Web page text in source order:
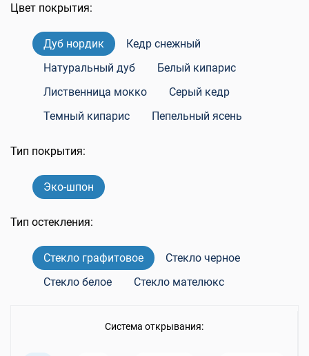
Цвет покрытия:
Дуб нордик
Кедр снежный
Натуральный дуб
Белый кипарис
Лиственница мокко
Серый кедр
Темный кипарис
Пепельный ясень
Тип покрытия:
Эко-шпон
Тип остекления:
Стекло графитовое
Стекло черное
Стекло белое
Стекло мателюкс
Система открывания: